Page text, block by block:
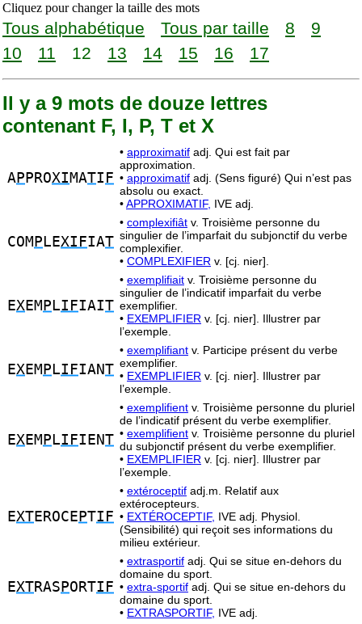
Cliquez pour changer la taille des mots
Tous alphabétique Tous par taille 8
9
10
11 12 13 14 15 16 17
Il y a 9 mots de douze lettres
contenant F, I, P, T et X
AP PROXI MATI F
• approximatif adj. Qui est fait par
approximation.
• approximatif adj. (Sens figuré) Qui n’est pas
absolu ou exact.
•APPROXIMATIF, IVE adj.
COM P LEXIFIAT
• complexifiât v. Troisième personne du
singulier de l’imparfait du subjonctif du verbe
complexifier.
• COMPLEXIFIER v. [cj. nier].
EXEM P LIFIAIT
• exemplifiait v. Troisième personne du
singulier de l’indicatif imparfait du verbe
exemplifier.
• EXEMPLIFIER v. [cj. nier]. Illustrer par
l’exemple.
EXEM P LIFIANT
• exemplifiant v. Participe présent du verbe
exemplifier.
• EXEMPLIFIER v. [cj. nier]. Illustrer par
l’exemple.
EXEM P LIFIENT
• exemplifient v. Troisième personne du pluriel
de l’indicatif présent du verbe exemplifier.
• exemplifient v. Troisième personne du pluriel
du subjonctif présent du verbe exemplifier.
• EXEMPLIFIER v. [cj. nier]. Illustrer par
l’exemple.
EXTEROCE PTIF
• extéroceptif adj.m. Relatif aux
extérocepteurs.
• EXTÉROCEPTIF, IVE adj. Physiol.
(Sensibilité) qui reçoit ses informations du
milieu extérieur.
EXTRAS PORTIF
• extrasportif adj. Qui se situe en-dehors du
domaine du sport.
• extra-sportif adj. Qui se situe en-dehors du
domaine du sport.
• EXTRASPORTIF, IVE adj.